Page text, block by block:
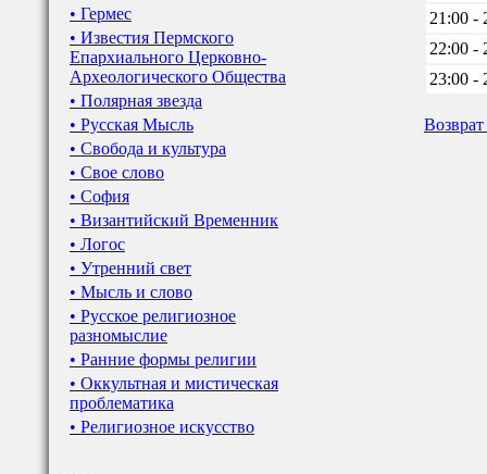
• Гермес
• Известия Пермского
Епархиального Церковно-
Археологического Общества
• Полярная звезда
• Русская Мысль
• Свобода и культура
• Свое слово
• София
• Византийский Временник
• Логос
• Утренний свет
• Мысль и слово
• Русское религиозное
разномыслие
• Ранние формы религии
• Оккультная и мистическая
проблематика
• Религиозное искусство
21:00 -
22:00 -
23:00 -
Возврат